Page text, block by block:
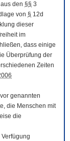
den §§ 3
von § 12d
dieser
im
dass einige
Überprüfung der
Zeiten
genannten
die Menschen mit
die